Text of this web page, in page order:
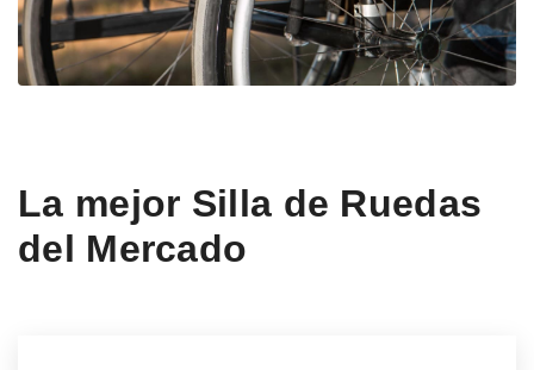
La mejor Silla de Ruedas
del Mercado